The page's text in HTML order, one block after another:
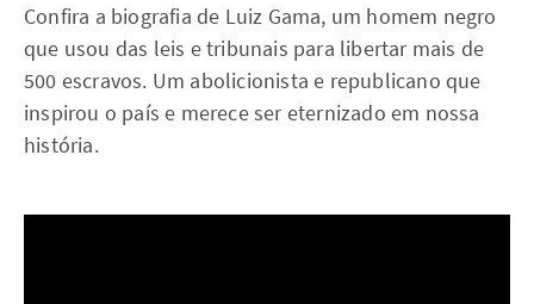
Confira a biografia de Luiz Gama, um homem negro
que usou das leis e tribunais para libertar mais de
500 escravos. Um abolicionista e republicano que
inspirou o país e merece ser eternizado em nossa
história.